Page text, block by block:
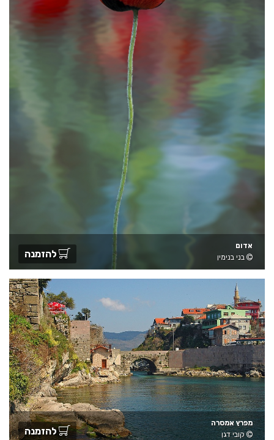
אדום
בני בנימין
להזמנה
מפרץ אמסרה
קובי דגן
להזמנה